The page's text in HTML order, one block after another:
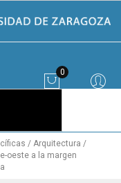
0
Arquitectura
oeste a la margen